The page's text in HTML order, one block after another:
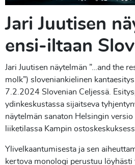
Jari Juutisen
ensi-iltaan
Jari Juutisen näytelmän ”…and the
molk”) sloveniankielinen
7.2.2024 Slovenian Celjessä.
ydinkeskustassa sijaitseva
näytelmän sanaton Helsingin
liiketilassa Kampin
Ylivelkaantumisesta ja sen
kertova monologi perustuu löyhästi